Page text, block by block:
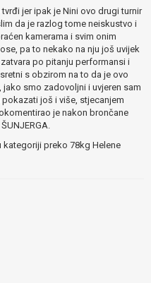
jer ipak je Nini ovo drugi turnir
da je razlog tome neiskustvo i
kamerama i svim onim
pa to nekako na nju još uvijek
po pitanju performansi i
s obzirom na to da je ovo
jako smo zadovoljni i uvjeren sam
još i više, stjecanjem
je nakon brončane
kategoriji preko 78kg Helene